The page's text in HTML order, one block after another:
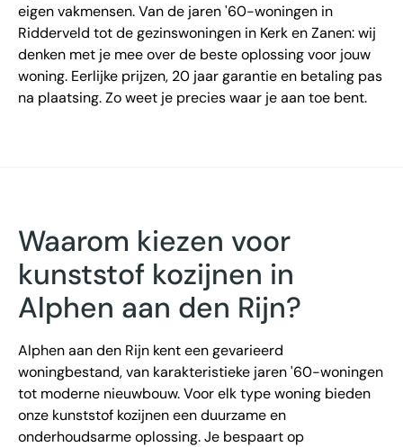
eigen vakmensen. Van de jaren '60-woningen in
Ridderveld tot de gezinswoningen in Kerk en Zanen: wij
denken met je mee over de beste oplossing voor jouw
woning. Eerlijke prijzen, 20 jaar garantie en betaling pas
na plaatsing. Zo weet je precies waar je aan toe bent.
Waarom kiezen voor
kunststof kozijnen in
Alphen aan den Rijn?
Alphen aan den Rijn kent een gevarieerd
woningbestand, van karakteristieke jaren '60-woningen
tot moderne nieuwbouw. Voor elk type woning bieden
onze kunststof kozijnen een duurzame en
onderhoudsarme oplossing. Je bespaart op